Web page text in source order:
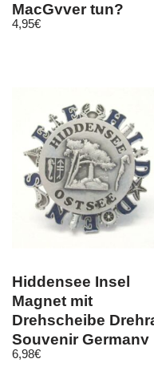
MacGyver tun?
4,95€
Hiddensee Insel
Magnet mit
Drehscheibe
Souvenir Germany
6,98€